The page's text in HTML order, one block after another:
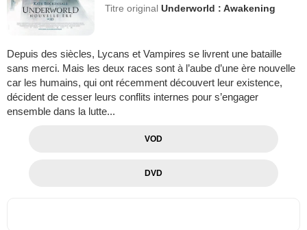
Titre originalUnderworld : Awakening
Depuis des siècles, Lycans et Vampires se livrent une bataille
sans merci. Mais les deux races sont à l’aube d’une ère nouvelle
car les humains, qui ont récemment découvert leur existence,
décident de cesser leurs conflits internes pour s’engager
ensemble dans la lutte...
VOD
DVD